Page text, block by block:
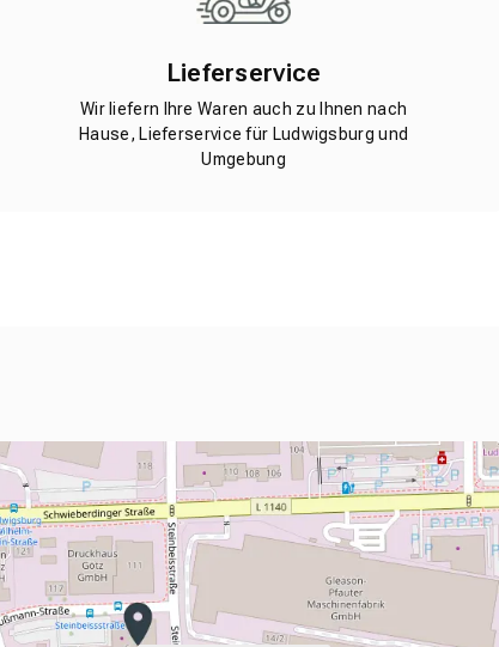
Lieferservice
Wir liefern Ihre Waren auch zu Ihnen nach
Hause, Lieferservice für Ludwigsburg und
Umgebung